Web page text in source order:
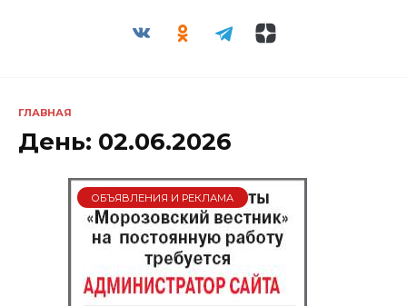
ГЛАВНАЯ
День: 02.06.2026
ОБЪЯВЛЕНИЯ И РЕКЛАМА